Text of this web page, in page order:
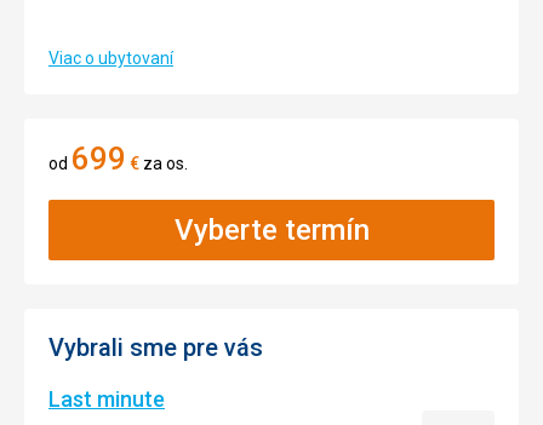
Viac o ubytovaní
od 699 € za os.
Vyberte termín
Vybrali sme pre vás
Last minute